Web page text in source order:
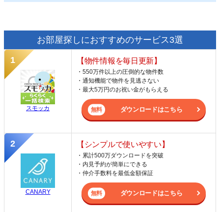
お部屋探しにおすすめのサービス3選
スモッカ
【物件情報を毎日更新】
・550万件以上の圧倒的な物件数
・通知機能で物件を見逃さない
・最大5万円のお祝い金がもらえる
ダウンロードはこちら
CANARY
【シンプルで使いやすい】
・累計500万ダウンロードを突破
・内見予約が簡単にできる
・仲介手数料を最低金額保証
ダウンロードはこちら